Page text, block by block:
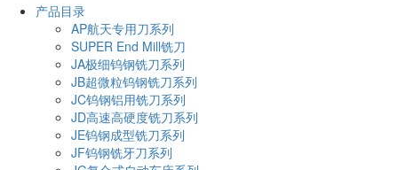
产品目录
AP航天专用刀系列
SUPER End Mill铣刀
JA极细钨钢铣刀系列
JB超微粒钨钢铣刀系列
JC钨钢铝用铣刀系列
JD高速高硬度铣刀系列
JE钨钢成型铣刀系列
JF钨钢铣牙刀系列